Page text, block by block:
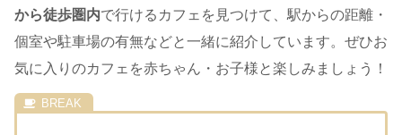
から徒歩圏内で行けるカフェを見つけて、駅からの距離・
個室や駐車場の有無などと一緒に紹介しています。ぜひお
気に入りのカフェを赤ちゃん・お子様と楽しみましょう！